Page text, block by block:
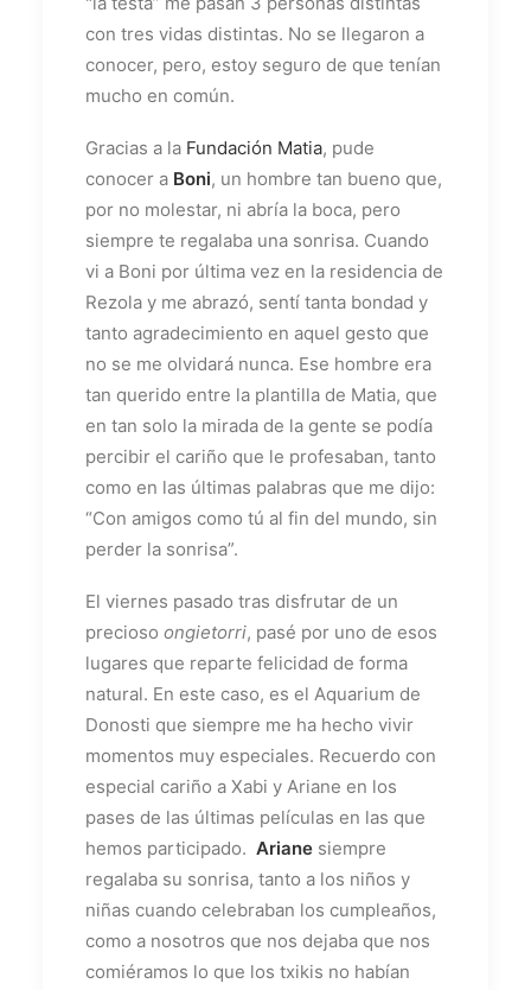
con tres vidas distintas. No se llegaron a
conocer, pero, estoy seguro de que tenían
mucho en común.
Gracias a la Fundación Matia, pude
conocer a Boni, un hombre tan bueno que,
por no molestar, ni abría la boca, pero
siempre te regalaba una sonrisa. Cuando
vi a Boni por última vez en la residencia de
Rezola y me abrazó, sentí tanta bondad y
tanto agradecimiento en aquel gesto que
no se me olvidará nunca. Ese hombre era
tan querido entre la plantilla de Matia, que
en tan solo la mirada de la gente se podía
percibir el cariño que le profesaban, tanto
como en las últimas palabras que me dijo:
“Con amigos como tú al fin del mundo, sin
perder la sonrisa”.
El viernes pasado tras disfrutar de un
precioso ongietorri, pasé por uno de esos
lugares que reparte felicidad de forma
natural. En este caso, es el Aquarium de
Donosti que siempre me ha hecho vivir
momentos muy especiales. Recuerdo con
especial cariño a Xabi y Ariane en los
pases de las últimas películas en las que
hemos participado. Ariane siempre
regalaba su sonrisa, tanto a los niños y
niñas cuando celebraban los cumpleaños,
como a nosotros que nos dejaba que nos
comiéramos lo que los txikis no habían